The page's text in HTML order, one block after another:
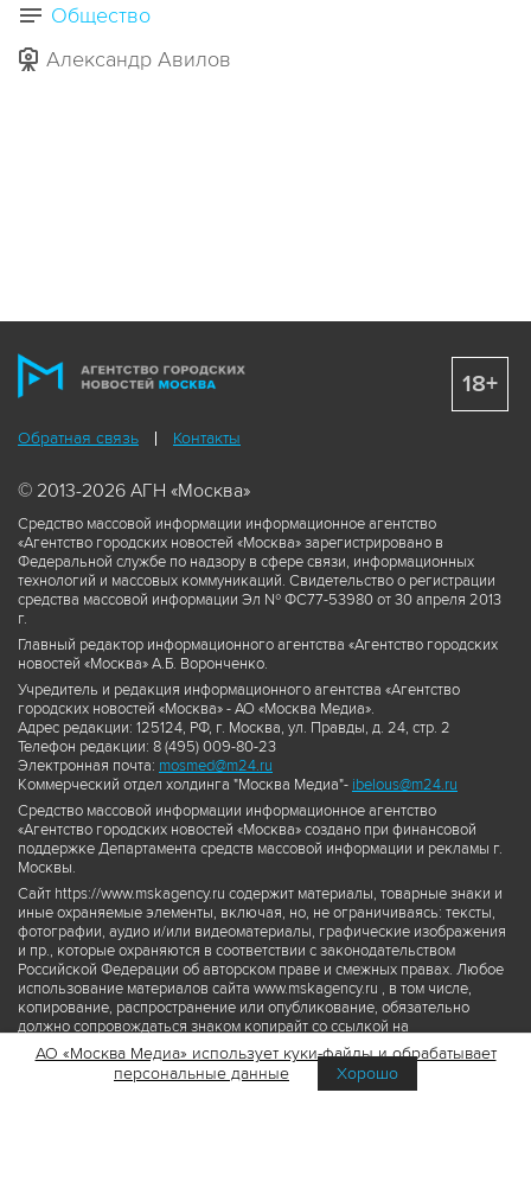
Общество
Александр Авилов
Обратная связь Контакты
© 2013-2026 АГН «Москва»
Средство массовой информации информационное агентство
«Агентство городских новостей «Москва» зарегистрировано в
Федеральной службе по надзору в сфере связи, информационных
технологий и массовых коммуникаций. Свидетельство о регистрации
средства массовой информации Эл № ФС77-53980 от 30 апреля 2013
г.
Главный редактор информационного агентства «Агентство городских
новостей «Москва» А.Б. Воронченко.
Учредитель и редакция информационного агентства «Агентство
городских новостей «Москва» - АО «Москва Медиа».
Адрес редакции: 125124, РФ, г. Москва, ул. Правды, д. 24, стр. 2
Телефон редакции: 8 (495) 009-80-23
Электронная почта: mosmed@m24.ru
Коммерческий отдел холдинга "Москва Медиа"- ibelous@m24.ru
Средство массовой информации информационное агентство
«Агентство городских новостей «Москва» создано при финансовой
поддержке Департамента средств массовой информации и рекламы г.
Москвы.
Сайт https://www.mskagency.ru содержит материалы, товарные знаки и
иные охраняемые элементы, включая, но, не ограничиваясь: тексты,
фотографии, аудио и/или видеоматериалы, графические изображения
и пр., которые охраняются в соответствии с законодательством
Российской Федерации об авторском праве и смежных правах. Любое
использование материалов сайта www.mskagency.ru , в том числе,
копирование, распространение или опубликование, обязательно
должно сопровождаться знаком копирайт со ссылкой на
правообладателя © АО «Москва Медиа», а также гиперссылкой на сайт
www.mskagency.ru как на первоисточник информации. Переработка
материалов сайта www.mskagency.ru не допускается.
18+
АО «Москва Медиа» использует куки-файлы и обрабатывает
персональные данные
Хорошо